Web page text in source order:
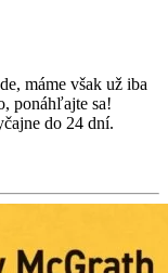
máme však už iba
ponáhľajte sa!
do 24 dní.